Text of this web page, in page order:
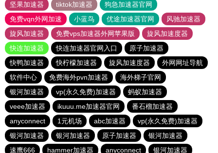
坚果加速器
tiktok加速器
狗急加速器官网
免费vqn外网加速
小蓝鸟 优途加速器官网
风驰加速器
旋风加速器
免费vps加速器外网苹果版
旋风加速度器
快连加速器
快连加速器官网入口
原子加速器
快鸭加速器
快柠檬加速器 旋风加速度器
外网网址导航
软件中心
免费海外pvn加速器
海外梯子官网
银河加速器
vp(永久免费)加速器
蚂蚁加速器
veee加速器
ikuuu.me加速器官网
番石榴加速器
anyconnect
1元机场 abc加速器
vp(永久免费)加速器
银河加速器
银河加速器 原子加速器
银河加速器
速鹰666
hammer加速器 anyconnect 银河加速器